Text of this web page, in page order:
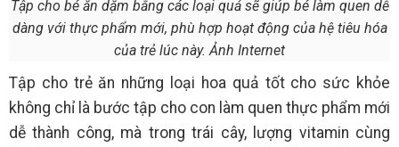
Tập cho bé ăn dặm bằng các loại quả sẽ giúp bé làm quen dễ
dàng với thực phẩm mới, phù hợp hoạt động của hệ tiêu hóa
của trẻ lúc này. Ảnh Internet
Tập cho trẻ ăn những loại hoa quả tốt cho sức khỏe
không chỉ là bước tập cho con làm quen thực phẩm mới
dễ thành công, mà trong trái cây, lượng vitamin cùng